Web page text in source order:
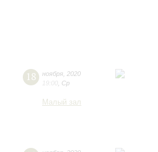
18 ноября 2020
19:00 Ср
Малый зал